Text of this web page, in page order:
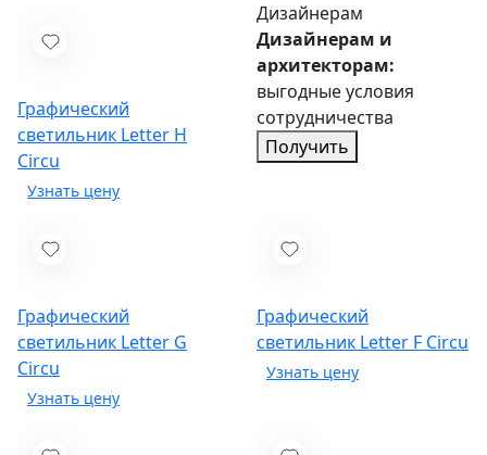
Графический
светильник Letter H
Circu
Дизайнерам
Дизайнерам и
архитекторам:
выгодные условия
сотрудничества
Получить
Графический
светильник Letter G
Circu
Графический
светильник Letter F Circu